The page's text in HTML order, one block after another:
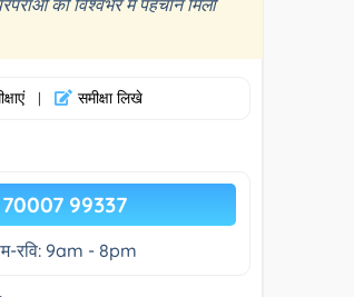
| समीक्षा लिखे
70007 99337
रवि: 9am - 8pm